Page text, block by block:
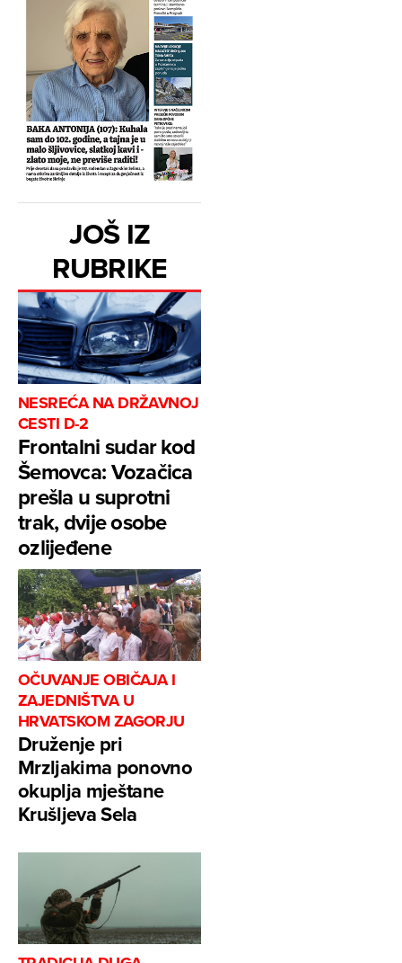
JOŠ IZ
RUBRIKE
NESREĆA NA DRŽAVNOJ
CESTI D-2
Frontalni sudar kod
Šemovca: Vozačica
prešla u suprotni
trak, dvije osobe
ozlijeđene
OČUVANJE OBIČAJA I
ZAJEDNIŠTVA U
HRVATSKOM ZAGORJU
Druženje pri
Mrzljakima ponovno
okuplja mještane
Krušljeva Sela